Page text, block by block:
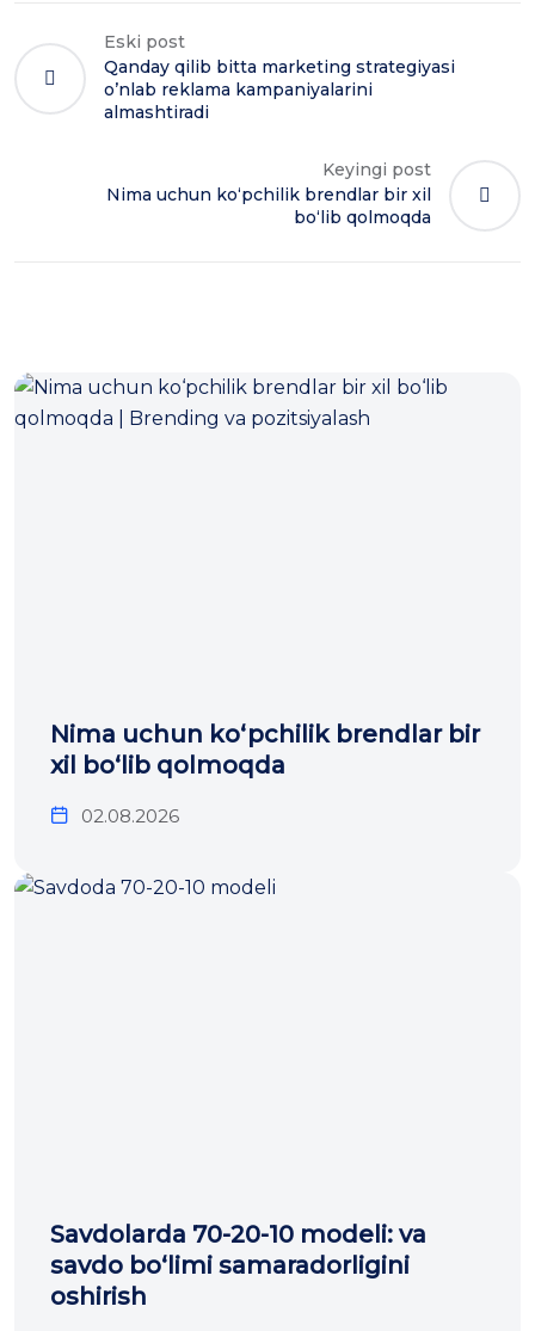
Eski post
Qanday qilib bitta marketing strategiyasi
o’nlab reklama kampaniyalarini
almashtiradi
Keyingi post
Nima uchun ko‘pchilik brendlar bir xil
bo‘lib qolmoqda
Nima uchun ko‘pchilik brendlar bir
xil bo‘lib qolmoqda
02.08.2026
Savdolarda 70-20-10 modeli: va
savdo bo‘limi samaradorligini
oshirish